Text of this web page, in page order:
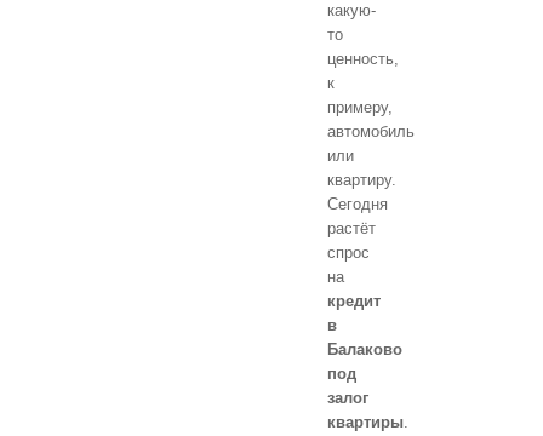
какую-
то
ценность,
к
примеру,
автомобиль
или
квартиру.
Сегодня
растёт
спрос
на
кредит
в
Балаково
под
залог
квартиры.